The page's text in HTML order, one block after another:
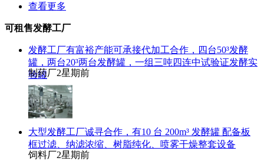
查看更多
可租售发酵工厂
发酵工厂有富裕产能可承接代加工合作，四台50³发酵
罐，两台20³两台发酵罐，一组三吨四连中试验证发酵实
验罐
制药厂2星期前
大型发酵工厂诚寻合作，有10 台 200m³ 发酵罐 配备板
框过滤、纳滤浓缩、树脂纯化、喷雾干燥整套设备
饲料厂2星期前